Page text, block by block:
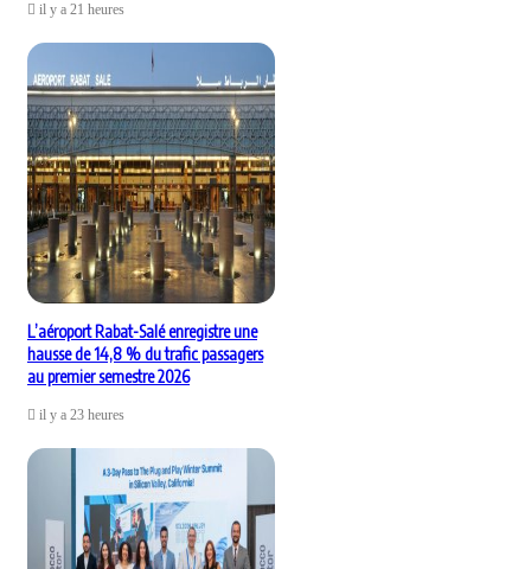
il y a 21 heures
L’aéroport Rabat-Salé enregistre une
hausse de 14,8 % du trafic passagers
au premier semestre 2026
il y a 23 heures